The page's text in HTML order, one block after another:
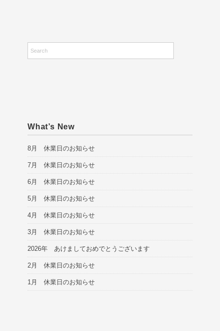
What’s New
8月 休業日のお知らせ
7月 休業日のお知らせ
6月 休業日のお知らせ
5月 休業日のお知らせ
4月 休業日のお知らせ
3月 休業日のお知らせ
2026年 あけましておめでとうございます
2月 休業日のお知らせ
1月 休業日のお知らせ